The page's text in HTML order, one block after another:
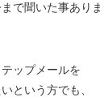
で聞いた事あり
ップメールを
という方でも、